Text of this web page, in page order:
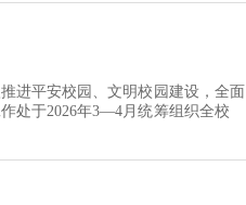
进平安校园、文明校园建设，全面
处于2026年3—4月统筹组织全校安